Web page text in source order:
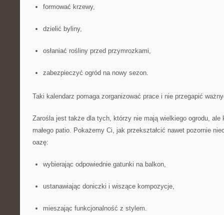
formować krzewy,
dzielić byliny,
osłaniać rośliny przed przymrozkami,
zabezpieczyć ogród na nowy sezon.
Taki kalendarz pomaga zorganizować prace i nie przegapić
Zarośla jest także dla tych, którzy nie mają wielkiego ogrodu,
małego patio. Pokażemy Ci, jak przekształcić nawet pozornie
oazę:
wybierając odpowiednie gatunki na balkon,
ustanawiając doniczki i wiszące kompozycje,
mieszając funkcjonalność z stylem.